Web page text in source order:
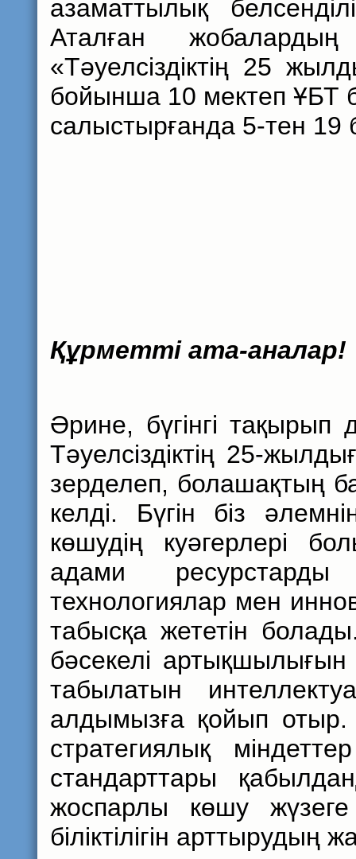
азаматтылық
Аталған
«Тәуелсіздіктің 25
бойынша 10 мектеп ҰБТ
салыстырғанда 5-тен 19
Құрметті ата-аналар!
Әрине, бүгінгі тақырып
Тәуелсіздіктің 25-
зерделеп, болашақтың
келді. Бүгін біз
көшудің куәгерлері
адами
технологиялар мен
табысқа жететін
бәсекелі
табылатын
алдымызға қойып отыр.
стратегиялық
стандарттары
жоспарлы көшу
біліктілігін арттырудың